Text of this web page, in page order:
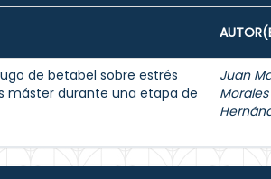
de betabel sobre estrés
máster durante una etapa de
Juan
Morales